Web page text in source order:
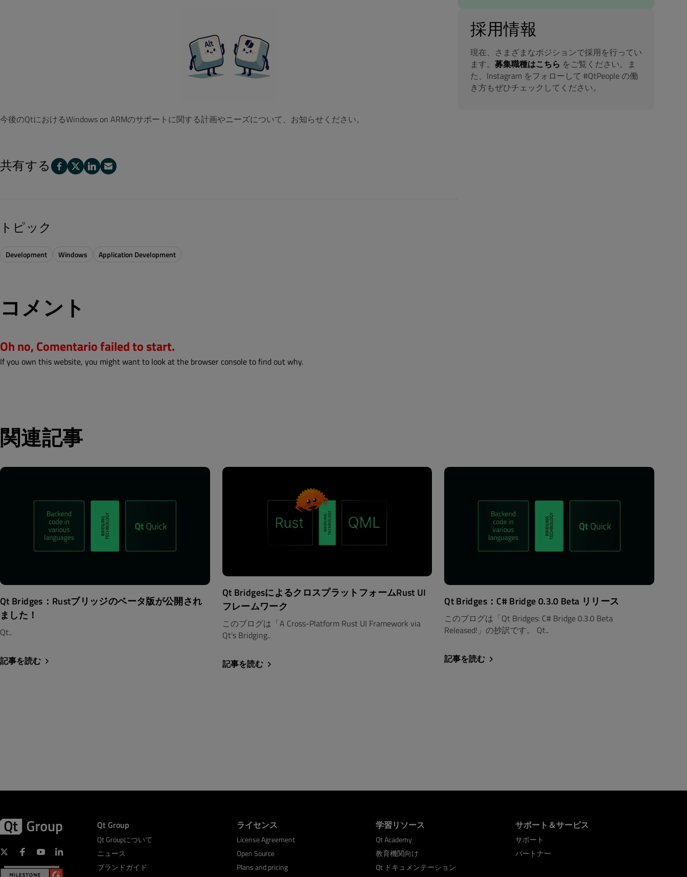
今後のQtにおけるWindows on ARMのサポートに関する計画やニーズについて、お知らせください。
共有する
トピック
Development Windows Application Development
コメント
Oh no, Comentario failed to start.
If you own this website, you might want to look at the browser console to find out why.
採用情報
現在、さまざまなポジションで採用を行ってい
ます。 募集職種はこちら をご覧ください。ま
た、Instagram をフォローして #QtPeople の働
き方もぜひチェックしてください。
関連記事
Qt Bridges：Rustブリッジのベータ版が公開され
ました！
Qt..
記事を読む
Qt BridgesによるクロスプラットフォームRust UI
フレームワーク
このブログは「A Cross-Platform Rust UI Framework via
Qt’s Bridging..
記事を読む
Qt Bridges：C# Bridge 0.3.0 Beta リリース
このブログは「Qt Bridges: C# Bridge 0.3.0 Beta
Released!」の抄訳です。 Qt..
記事を読む
Qt Group
Qt Groupについて
ニュース
ブランドガイド
ライセンス
License Agreement
Open Source
Plans and pricing
学習リソース
Qt Academy
教育機関向け
Qt ドキュメンテーション
サポート＆サービス
サポート
パートナー